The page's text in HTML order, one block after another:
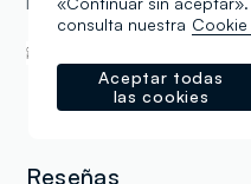
Reseñas
consulta nuestra Cookie
Aceptar todas
las cookies